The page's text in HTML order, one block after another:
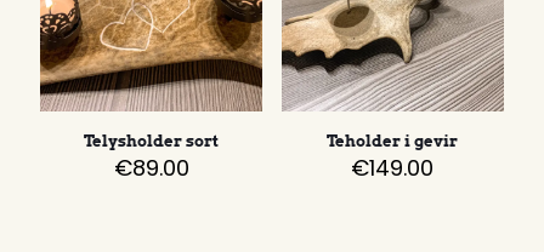
Telysholder sort
€89.00
Teholder i gevir
€149.00